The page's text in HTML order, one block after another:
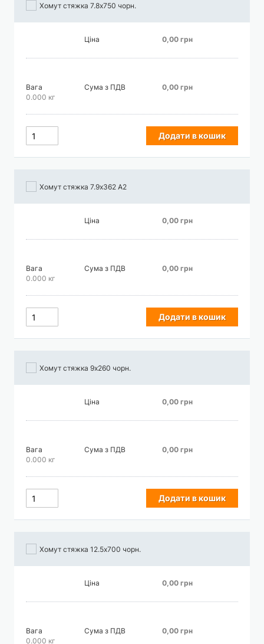
Хомут стяжка 7.8х750 чорн.
Ціна 0,00 грн
Вага
0.000 кг
Сума з ПДВ 0,00 грн
Додати в кошик
Хомут стяжка 7.9х362 А2
Ціна 0,00 грн
Вага
0.000 кг
Сума з ПДВ 0,00 грн
Додати в кошик
Хомут стяжка 9х260 чорн.
Ціна 0,00 грн
Вага
0.000 кг
Сума з ПДВ 0,00 грн
Додати в кошик
Хомут стяжка 12.5х700 чорн.
Ціна 0,00 грн
Вага
0.000 кг
Сума з ПДВ 0,00 грн